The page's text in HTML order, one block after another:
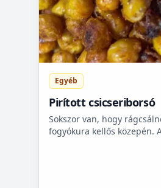
Egyéb
Pirított csicseriborsó
Sokszor van, hogy
fogyókura kellős közepén.